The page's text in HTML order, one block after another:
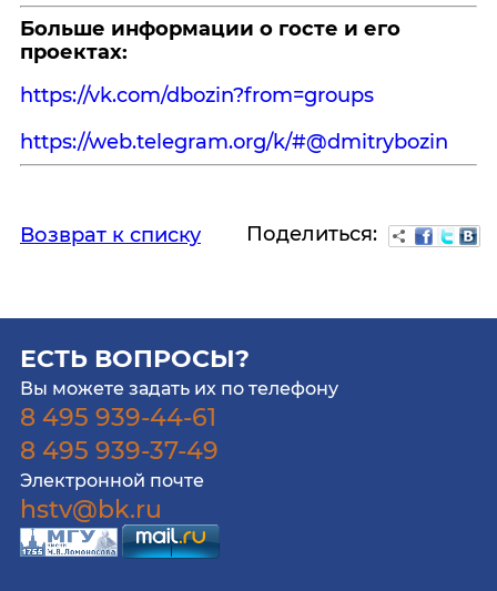
Больше информации о госте и его
проектах:
https://vk.com/dbozin?from=groups
https://web.telegram.org/k/#@dmitrybozin
Возврат к списку Поделиться:
ЕСТЬ ВОПРОСЫ?
Вы можете задать их по телефону
8 495 939-44-61
8 495 939-37-49
Электронной почте
hstv@bk.ru